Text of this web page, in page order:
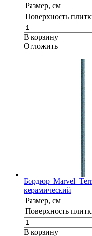
Размер, см
Поверхность
В корзину
Oтложить
Бордюр Marvel
керамический
Размер, см
Поверхность
В корзину